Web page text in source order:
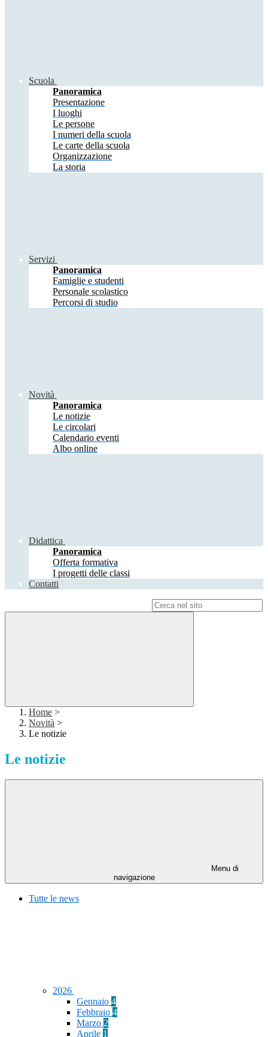
Scuola
Panoramica
Presentazione
I luoghi
Le persone
I numeri della scuola
Le carte della scuola
Organizzazione
La storia
Servizi
Panoramica
Famiglie e studenti
Personale scolastico
Percorsi di studio
Novità
Panoramica
Le notizie
Le circolari
Calendario eventi
Albo online
Didattica
Panoramica
Offerta formativa
I progetti delle classi
Contatti
Home >
Novità >
Le notizie
Le notizie
Menu di
navigazione
Tutte le news
2026
Gennaio 4
Febbraio 4
Marzo 2
Aprile 1